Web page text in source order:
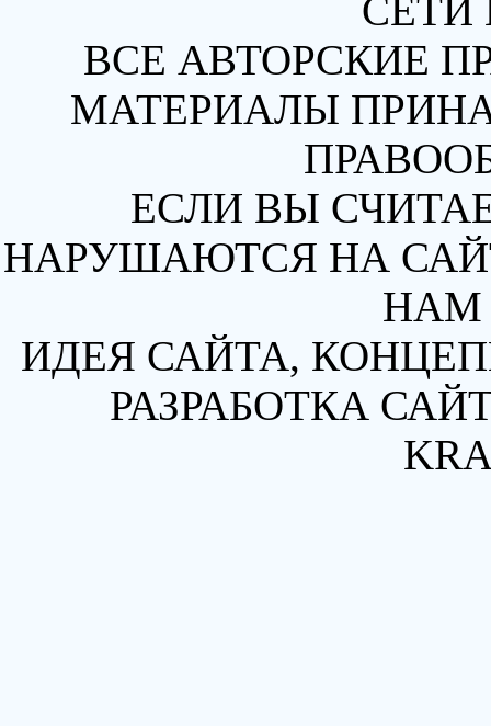
СЕТИ
ВСЕ АВТОРСКИЕ
МАТЕРИАЛЫ
ЕСЛИ ВЫ
НАРУШАЮТСЯ НА
НАМ
ИДЕЯ САЙТА,
РАЗРАБОТКА